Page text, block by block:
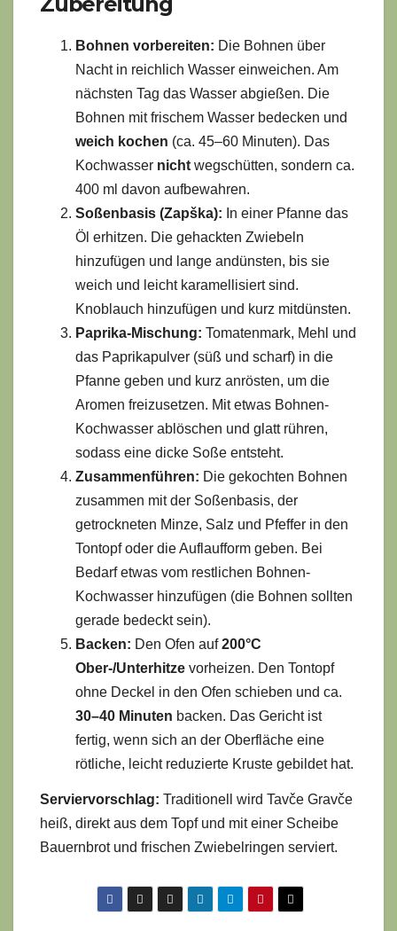
Bohnen vorbereiten: Die Bohnen über
Nacht in reichlich Wasser einweichen. Am
nächsten Tag das Wasser abgießen. Die
Bohnen mit frischem Wasser bedecken und
weich kochen (ca. 45–60 Minuten). Das
Kochwasser nicht wegschütten, sondern ca.
400 ml davon aufbewahren.
Soßenbasis (Zapška): In einer Pfanne das
Öl erhitzen. Die gehackten Zwiebeln
hinzufügen und lange andünsten, bis sie
weich und leicht karamellisiert sind.
Knoblauch hinzufügen und kurz mitdünsten.
Paprika-Mischung: Tomatenmark, Mehl und
das Paprikapulver (süß und scharf) in die
Pfanne geben und kurz anrösten, um die
Aromen freizusetzen. Mit etwas Bohnen-
Kochwasser ablöschen und glatt rühren,
sodass eine dicke Soße entsteht.
Zusammenführen: Die gekochten Bohnen
zusammen mit der Soßenbasis, der
getrockneten Minze, Salz und Pfeffer in den
Tontopf oder die Auflaufform geben. Bei
Bedarf etwas vom restlichen Bohnen-
Kochwasser hinzufügen (die Bohnen sollten
gerade bedeckt sein).
Backen: Den Ofen auf200°C
Ober-/Unterhitze vorheizen. Den Tontopf
ohne Deckel in den Ofen schieben und ca.
30–40 Minuten backen. Das Gericht ist
fertig, wenn sich an der Oberfläche eine
rötliche, leicht reduzierte Kruste gebildet hat.
Serviervorschlag: Traditionell wird Tavče Gravče
heiß, direkt aus dem Topf und mit einer Scheibe
Bauernbrot und frischen Zwiebelringen serviert.